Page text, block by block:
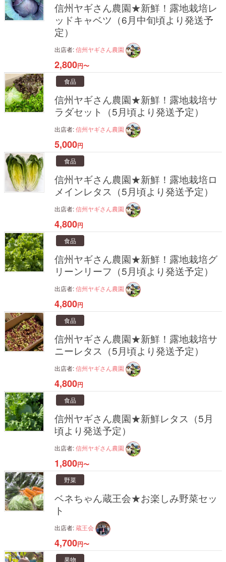
信州ヤギさん農園★新鮮！露地栽培レ
ッドキャベツ（6月中旬頃より発送予
定）
出店者:信州ヤギさん農園
2,800円〜
食品
信州ヤギさん農園★新鮮！露地栽培サ
ラダセット（5月頃より発送予定）
出店者:信州ヤギさん農園
5,000円
食品
信州ヤギさん農園★新鮮！露地栽培ロ
メインレタス（5月頃より発送予定）
出店者:信州ヤギさん農園
4,800円
食品
信州ヤギさん農園★新鮮！露地栽培グ
リーンリーフ（5月頃より発送予定）
出店者:信州ヤギさん農園
4,800円
食品
信州ヤギさん農園★新鮮！露地栽培サ
ニーレタス（5月頃より発送予定）
出店者:信州ヤギさん農園
4,800円
食品
信州ヤギさん農園★新鮮レタス（5月
頃より発送予定）
出店者:信州ヤギさん農園
1,800円〜
野菜
ベネちゃん蔵王会★お楽しみ野菜セッ
ト
出店者:蔵王会
4,700円〜
果物